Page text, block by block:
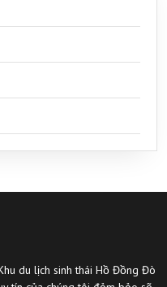
du lịch sinh thái Hồ Đồng Đò